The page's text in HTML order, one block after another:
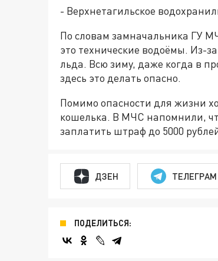
- Верхнетагильское
По словам замначальника ГУ
это технические водоёмы. Из-
льда. Всю зиму, даже когда в
здесь это делать опасно.
Помимо опасности для жизни
кошелька. В МЧС напомнили,
заплатить штраф до 5000
ДЗЕН ТЕЛЕГРАМ
ПОДЕЛИТЬСЯ: